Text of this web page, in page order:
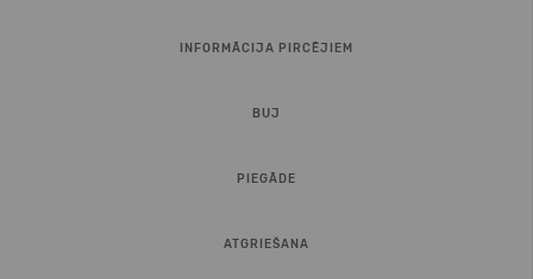
INFORMĀCIJA PIRCĒJIEM
BUJ
PIEGĀDE
ATGRIEŠANA